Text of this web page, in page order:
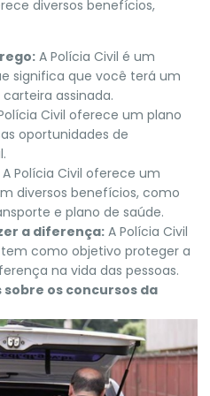
diversos benefícios,
A Polícia Civil é um
significa que você terá um
assinada.
Civil oferece um plano
oportunidades de
A Polícia Civil oferece um
diversos benefícios, como
e plano de saúde.
a diferença: A Polícia Civil
como objetivo proteger a
na vida das pessoas.
sobre os concursos da